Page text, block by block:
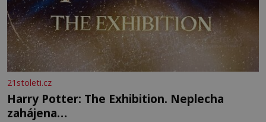
21stoleti.cz
Harry Potter: The Exhibition. Neplecha
zahájena…